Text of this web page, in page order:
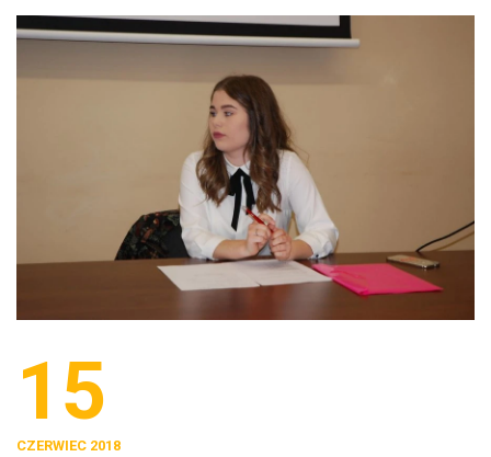
15
CZERWIEC 2018